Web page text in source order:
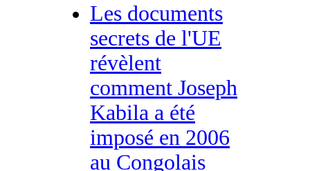
Les documents
secrets de l'UE
révèlent
comment Joseph
Kabila a été
imposé en 2006
au Congolais